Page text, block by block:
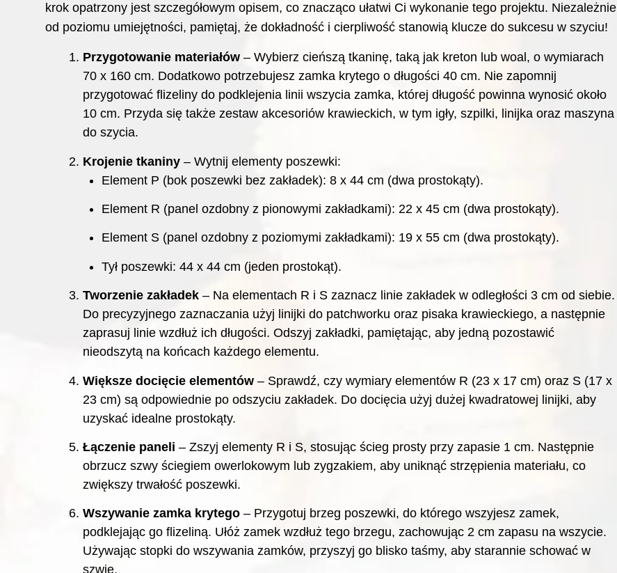
krok opatrzony jest szczegółowym opisem, co znacząco ułatwi Ci wykonanie tego projektu. Niezależnie
od poziomu umiejętności, pamiętaj, że dokładność i cierpliwość stanowią klucze do sukcesu w szyciu!
Przygotowanie materiałów – Wybierz cieńszą tkaninę, taką jak kreton lub woal, o wymiarach
70 x 160 cm. Dodatkowo potrzebujesz zamka krytego o długości 40 cm. Nie zapomnij
przygotować flizeliny do podklejenia linii wszycia zamka, której długość powinna wynosić około
10 cm. Przyda się także zestaw akcesoriów krawieckich, w tym igły, szpilki, linijka oraz maszyna
do szycia.
Krojenie tkaniny – Wytnij elementy poszewki:
Element P (bok poszewki bez zakładek): 8 x 44 cm (dwa prostokąty).
Element R (panel ozdobny z pionowymi zakładkami): 22 x 45 cm (dwa prostokąty).
Element S (panel ozdobny z poziomymi zakładkami): 19 x 55 cm (dwa prostokąty).
Tył poszewki: 44 x 44 cm (jeden prostokąt).
Tworzenie zakładek – Na elementach R i S zaznacz linie zakładek w odległości 3 cm od siebie.
Do precyzyjnego zaznaczania użyj linijki do patchworku oraz pisaka krawieckiego, a następnie
zaprasuj linie wzdłuż ich długości. Odszyj zakładki, pamiętając, aby jedną pozostawić
nieodszytą na końcach każdego elementu.
Większe docięcie elementów – Sprawdź, czy wymiary elementów R (23 x 17 cm) oraz S (17 x
23 cm) są odpowiednie po odszyciu zakładek. Do docięcia użyj dużej kwadratowej linijki, aby
uzyskać idealne prostokąty.
Łączenie paneli – Zszyj elementy R i S, stosując ścieg prosty przy zapasie 1 cm. Następnie
obrzucz szwy ściegiem owerlokowym lub zygzakiem, aby uniknąć strzępienia materiału, co
zwiększy trwałość poszewki.
Wszywanie zamka krytego – Przygotuj brzeg poszewki, do którego wszyjesz zamek,
podklejając go flizeliną. Ułóż zamek wzdłuż tego brzegu, zachowując 2 cm zapasu na wszycie.
Używając stopki do wszywania zamków, przyszyj go blisko taśmy, aby starannie schować w
szwie.